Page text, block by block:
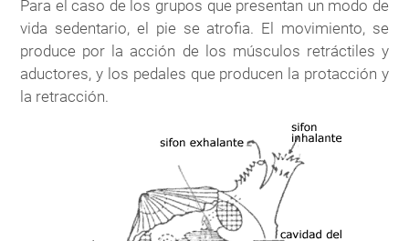
Para el caso de los grupos que presentan un modo de
vida sedentario, el pie se atrofia. El movimiento, se
produce por la acción de los músculos retráctiles y
aductores, y los pedales que producen la protacción y
la retracción.